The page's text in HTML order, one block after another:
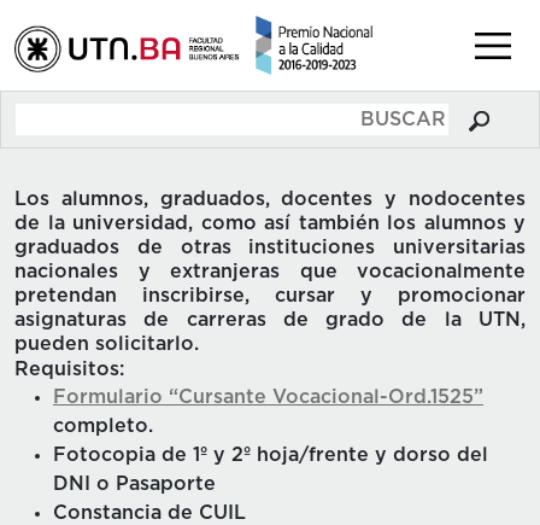
Los alumnos, graduados, docentes y nodocentes
de la universidad, como así también los alumnos y
graduados de otras instituciones universitarias
nacionales y extranjeras que vocacionalmente
pretendan inscribirse, cursar y promocionar
asignaturas de carreras de grado de la UTN,
pueden solicitarlo.
Requisitos:
Formulario “Cursante Vocacional-Ord.1525”
completo.
Fotocopia de 1º y 2º hoja/frente y dorso del
DNI o Pasaporte
Constancia de CUIL